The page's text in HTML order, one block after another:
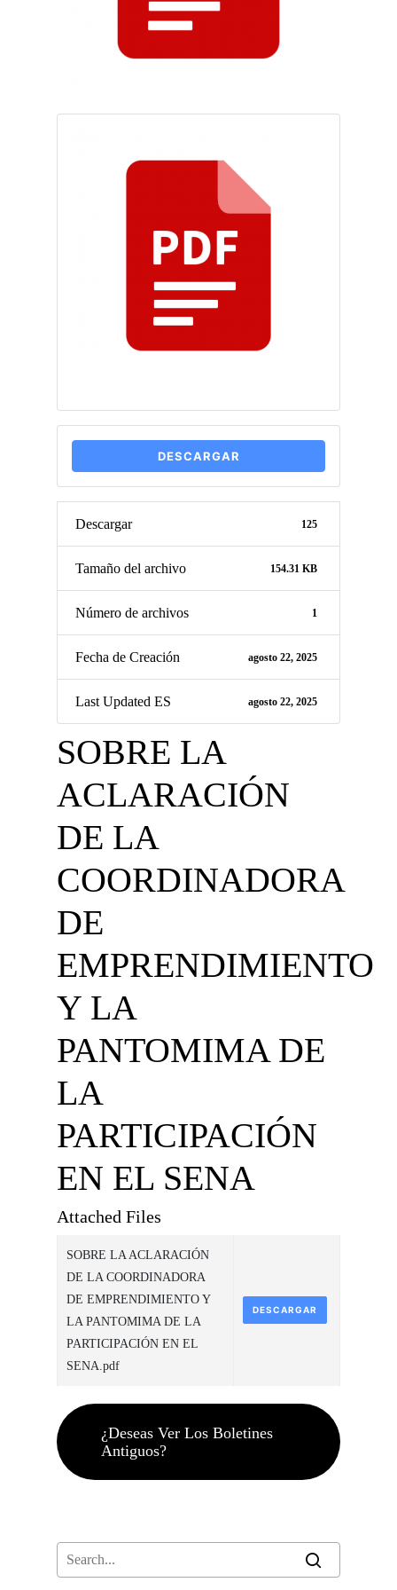
DESCARGAR
Descargar 125
Tamaño del archivo 154.31 KB
Número de archivos 1
Fecha de Creación agosto 22, 2025
Last Updated ES agosto 22, 2025
SOBRE LA
ACLARACIÓN
DE LA
COORDINADORA
DE
EMPRENDIMIENTO
Y LA
PANTOMIMA DE
LA
PARTICIPACIÓN
EN EL SENA
Attached Files
SOBRE LA ACLARACIÓN
DE LA COORDINADORA
DE EMPRENDIMIENTO Y
LA PANTOMIMA DE LA
PARTICIPACIÓN EN EL
SENA.pdf
DESCARGAR
¿Deseas Ver Los Boletines
Antiguos?